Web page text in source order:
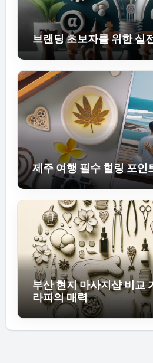
브랜딩 초보자를 위한 실
제주 여행 필수 힐링 포인
부산 현지 마사지샵 비교
라피의 매력